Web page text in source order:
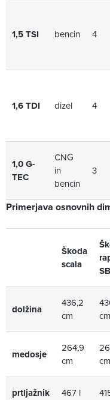
1,5 TSI bencin 4
1,6 TDI dizel 4
1,0 G-
TEC
CNG
in
bencin
3
Primerjava osnovnih
Škoda
scala
SB
dolžina
436,2
cm
cm
medosje
264,9
cm
cm
prtljažnik 467 l